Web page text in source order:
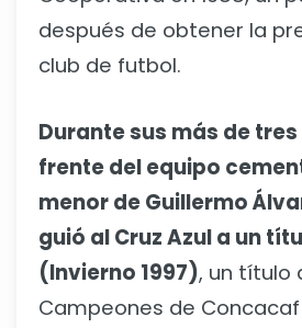
después de obtener la
club de futbol.
Durante sus más de
frente del equipo
menor de Guillermo
guió al Cruz Azul a un
(Invierno 1997), un título
Campeones de Concacaf